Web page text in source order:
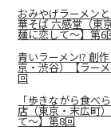
おみやげラーメン
華そば 六感堂（東
麺に恋して～】第6
青いラーメン!? 創
京・渋谷）【ラー
回
「歩きながら食べ
店（東京・末広町
て～】第8回